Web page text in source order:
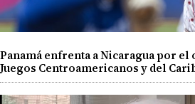
Panamá enfrenta a Nicaragua por
Juegos Centroamericanos y del